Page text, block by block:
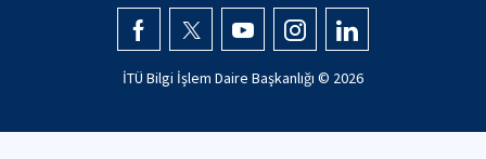
İTÜ Bilgi İşlem Daire Başkanlığı © 2026